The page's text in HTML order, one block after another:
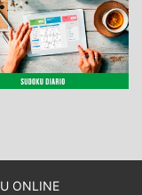
ONLINE